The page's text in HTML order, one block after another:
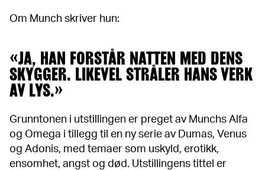
Om Munch skriver hun:
«JA, HAN FORSTÅR NATTEN MED DENS
SKYGGER. LIKEVEL STRÅLER HANS VERK
AV LYS.»
Grunntonen i utstillingen er preget av Munchs Alfa
og Omega i tillegg til en ny serie av Dumas, Venus
og Adonis, med temaer som uskyld, erotikk,
ensomhet, angst og død. Utstillingens tittel er